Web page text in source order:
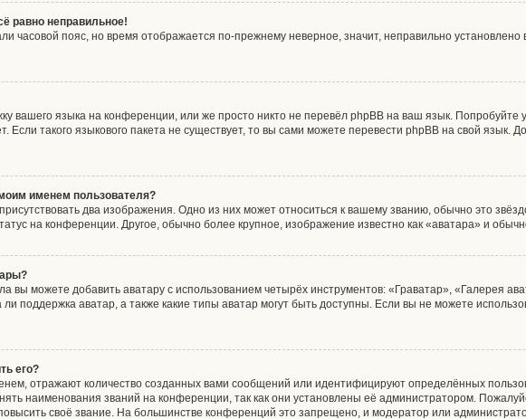
равно неправильное!
часовой пояс, но время отображается по-прежнему неверное, значит, неправильно
вашего языка на конференции, или же просто никто не перевёл phpBB на ваш язык.
Если такого языкового пакета не существует, то вы сами можете перевести phpBB на свой
именем пользователя?
два изображения. Одно из них может относиться к вашему званию, обычно это
на конференции. Другое, обычно более крупное, изображение известно как «аватара» и
вы можете добавить аватару с использованием четырёх инструментов: «Граватар», «Галерея
поддержка аватар, а также какие типы аватар могут быть доступны. Если вы не можете
его?
отражают количество созданных вами сообщений или идентифицируют определённых
наименования званий на конференции, так как они установлены её администратором.
своё звание. На большинстве конференций это запрещено, и модератор или